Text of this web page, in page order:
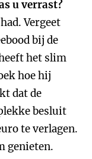
u verrast?
Vergeet
bij de
het slim
hoe hij
dat de
besluit
te verlagen.
genieten.